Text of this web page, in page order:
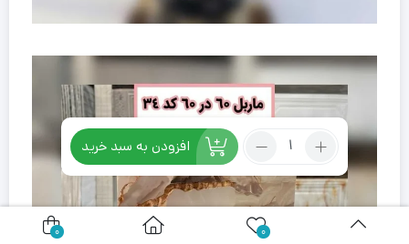
تعداد:
فومی
پشت
چسبدار
افزودن به سبد خرید
0
0